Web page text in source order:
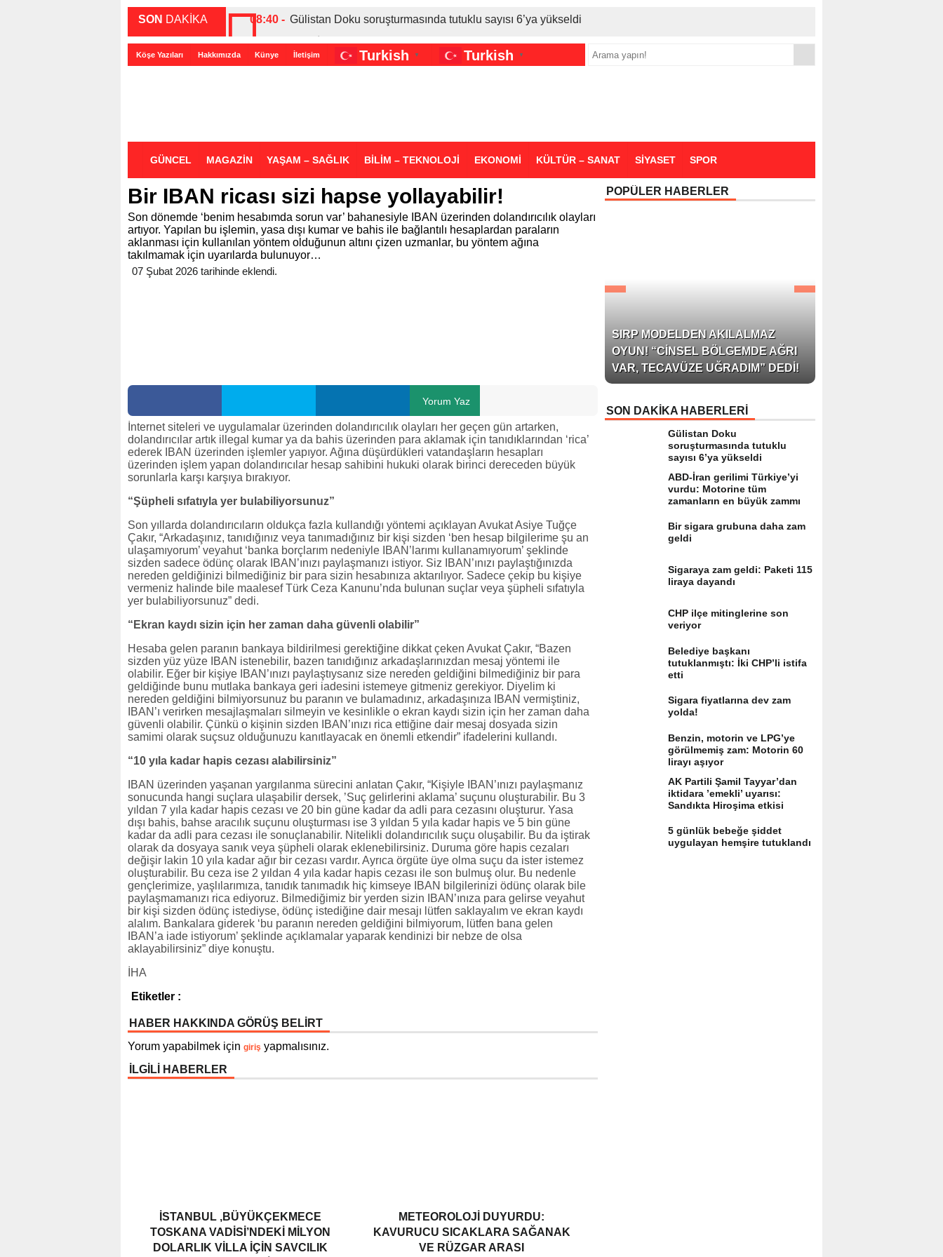
SON DAKİKA 08:40 - Gülistan Doku soruşturmasında tutuklu sayısı 6’ya yükseldi
00:27 - ABD-İran gerilimi Türkiye’yi vurdu: Motorine tüm zamanların en büyük zammı
00:35 - Bir sigara grubuna daha zam geldi
Köşe Yazıları Hakkımızda Künye İletişim Turkish ▼ Turkish ▼
GÜNCEL MAGAZİN YAŞAM – SAĞLIK BİLİM – TEKNOLOJİ EKONOMİ KÜLTÜR – SANAT SİYASET SPOR
Bir IBAN ricası sizi hapse yollayabilir!
Son dönemde ‘benim hesabımda sorun var’ bahanesiyle IBAN üzerinden dolandırıcılık olayları
artıyor. Yapılan bu işlemin, yasa dışı kumar ve bahis ile bağlantılı hesaplardan paraların
aklanması için kullanılan yöntem olduğunun altını çizen uzmanlar, bu yöntem ağına
takılmamak için uyarılarda bulunuyor…
07 Şubat 2026 tarihinde eklendi.
Yorum Yaz
İnternet siteleri ve uygulamalar üzerinden dolandırıcılık olayları her geçen gün artarken,
dolandırıcılar artık illegal kumar ya da bahis üzerinden para aklamak için tanıdıklarından ‘rica’
ederek IBAN üzerinden işlemler yapıyor. Ağına düşürdükleri vatandaşların hesapları
üzerinden işlem yapan dolandırıcılar hesap sahibini hukuki olarak birinci dereceden büyük
sorunlarla karşı karşıya bırakıyor.
“Şüpheli sıfatıyla yer bulabiliyorsunuz”
Son yıllarda dolandırıcıların oldukça fazla kullandığı yöntemi açıklayan Avukat Asiye Tuğçe
Çakır, “Arkadaşınız, tanıdığınız veya tanımadığınız bir kişi sizden ‘ben hesap bilgilerime şu an
ulaşamıyorum’ veyahut ‘banka borçlarım nedeniyle IBAN’larımı kullanamıyorum’ şeklinde
sizden sadece ödünç olarak IBAN’ınızı paylaşmanızı istiyor. Siz IBAN’ınızı paylaştığınızda
nereden geldiğinizi bilmediğiniz bir para sizin hesabınıza aktarılıyor. Sadece çekip bu kişiye
vermeniz halinde bile maalesef Türk Ceza Kanunu’nda bulunan suçlar veya şüpheli sıfatıyla
yer bulabiliyorsunuz” dedi.
“Ekran kaydı sizin için her zaman daha güvenli olabilir”
Hesaba gelen paranın bankaya bildirilmesi gerektiğine dikkat çeken Avukat Çakır, “Bazen
sizden yüz yüze IBAN istenebilir, bazen tanıdığınız arkadaşlarınızdan mesaj yöntemi ile
olabilir. Eğer bir kişiye IBAN’ınızı paylaştıysanız size nereden geldiğini bilmediğiniz bir para
geldiğinde bunu mutlaka bankaya geri iadesini istemeye gitmeniz gerekiyor. Diyelim ki
nereden geldiğini bilmiyorsunuz bu paranın ve bulamadınız, arkadaşınıza IBAN vermiştiniz,
IBAN’ı verirken mesajlaşmaları silmeyin ve kesinlikle o ekran kaydı sizin için her zaman daha
güvenli olabilir. Çünkü o kişinin sizden IBAN’ınızı rica ettiğine dair mesaj dosyada sizin
samimi olarak suçsuz olduğunuzu kanıtlayacak en önemli etkendir” ifadelerini kullandı.
“10 yıla kadar hapis cezası alabilirsiniz”
IBAN üzerinden yaşanan yargılanma sürecini anlatan Çakır, “Kişiyle IBAN’ınızı paylaşmanız
sonucunda hangi suçlara ulaşabilir dersek, ’Suç gelirlerini aklama’ suçunu oluşturabilir. Bu 3
yıldan 7 yıla kadar hapis cezası ve 20 bin güne kadar da adli para cezasını oluşturur. Yasa
dışı bahis, bahse aracılık suçunu oluşturması ise 3 yıldan 5 yıla kadar hapis ve 5 bin güne
kadar da adli para cezası ile sonuçlanabilir. Nitelikli dolandırıcılık suçu oluşabilir. Bu da iştirak
olarak da dosyaya sanık veya şüpheli olarak eklenebilirsiniz. Duruma göre hapis cezaları
değişir lakin 10 yıla kadar ağır bir cezası vardır. Ayrıca örgüte üye olma suçu da ister istemez
oluşturabilir. Bu ceza ise 2 yıldan 4 yıla kadar hapis cezası ile son bulmuş olur. Bu nedenle
gençlerimize, yaşlılarımıza, tanıdık tanımadık hiç kimseye IBAN bilgilerinizi ödünç olarak bile
paylaşmamanızı rica ediyoruz. Bilmediğimiz bir yerden sizin IBAN’ınıza para gelirse veyahut
bir kişi sizden ödünç istediyse, ödünç istediğine dair mesajı lütfen saklayalım ve ekran kaydı
alalım. Bankalara giderek ‘bu paranın nereden geldiğini bilmiyorum, lütfen bana gelen
IBAN’a iade istiyorum’ şeklinde açıklamalar yaparak kendinizi bir nebze de olsa
aklayabilirsiniz” diye konuştu.
İHA
Etiketler :
HABER HAKKINDA GÖRÜŞ BELİRT
Yorum yapabilmek için giriş yapmalısınız.
İLGİLİ HABERLER
İSTANBUL ,BÜYÜKÇEKMECE
TOSKANA VADISI’NDEKI MILYON
DOLARLIK VILLA İÇIN SAVCILIK
METEOROLOJI DUYURDU:
KAVURUCU SICAKLARA SAĞANAK
VE RÜZGAR ARASI
POPÜLER HABERLER
SIRP MODELDEN AKILALMAZ
OYUN! “CINSEL BÖLGEMDE AĞRI
VAR, TECAVÜZE UĞRADIM” DEDI!
SON DAKİKA HABERLERİ
Gülistan Doku
soruşturmasında tutuklu
sayısı 6’ya yükseldi
ABD-İran gerilimi Türkiye’yi
vurdu: Motorine tüm
zamanların en büyük zammı
Bir sigara grubuna daha zam
geldi
Sigaraya zam geldi: Paketi 115
liraya dayandı
CHP ilçe mitinglerine son
veriyor
Belediye başkanı
tutuklanmıştı: İki CHP’li istifa
etti
Sigara fiyatlarına dev zam
yolda!
Benzin, motorin ve LPG’ye
görülmemiş zam: Motorin 60
lirayı aşıyor
AK Partili Şamil Tayyar’dan
iktidara ’emekli’ uyarısı:
Sandıkta Hiroşima etkisi
5 günlük bebeğe şiddet
uygulayan hemşire tutuklandı